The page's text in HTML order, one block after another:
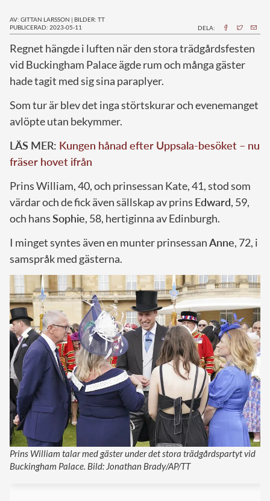
AV: GITTAN LARSSON | BILDER: TT
PUBLICERAD: 2023-05-11
DELA:
Regnet hängde i luften när den stora trädgårdsfesten
vid Buckingham Palace ägde rum och många gäster
hade tagit med sig sina paraplyer.
Som tur är blev det inga störtskurar och evenemanget
avlöpte utan bekymmer.
LÄS MER: Kungen hånad efter Uppsala-besöket – nu
fräser hovet ifrån
Prins William, 40, och prinsessan Kate, 41, stod som
värdar och de fick även sällskap av prins Edward, 59,
och hansSophie, 58, hertiginna av Edinburgh.
I minget syntes även en munter prinsessanAnne, 72, i
samspråk med gästerna.
Prins William talar med gäster under det stora trädgårdspartyt vid
Buckingham Palace. Bild: Jonathan Brady/AP/TT